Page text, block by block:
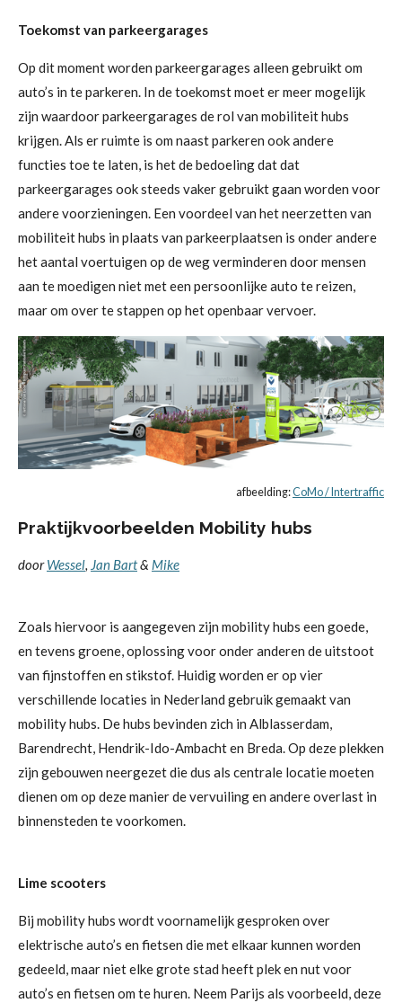
Toekomst van parkeergarages
Op dit moment worden parkeergarages alleen gebruikt om
auto’s in te parkeren. In de toekomst moet er meer mogelijk
zijn waardoor parkeergarages de rol van mobiliteit hubs
krijgen. Als er ruimte is om naast parkeren ook andere
functies toe te laten, is het de bedoeling dat dat
parkeergarages ook steeds vaker gebruikt gaan worden voor
andere voorzieningen. Een voordeel van het neerzetten van
mobiliteit hubs in plaats van parkeerplaatsen is onder andere
het aantal voertuigen op de weg verminderen door mensen
aan te moedigen niet met een persoonlijke auto te reizen,
maar om over te stappen op het openbaar vervoer.
afbeelding:CoMo / Intertraffic
Praktijkvoorbeelden Mobility hubs
doorWessel, Jan Bart& Mike
Zoals hiervoor is aangegeven zijn mobility hubs een goede,
en tevens groene, oplossing voor onder anderen de uitstoot
van fijnstoffen en stikstof. Huidig worden er op vier
verschillende locaties in Nederland gebruik gemaakt van
mobility hubs. De hubs bevinden zich in Alblasserdam,
Barendrecht, Hendrik-Ido-Ambacht en Breda. Op deze plekken
zijn gebouwen neergezet die dus als centrale locatie moeten
dienen om op deze manier de vervuiling en andere overlast in
binnensteden te voorkomen.
Lime scooters
Bij mobility hubs wordt voornamelijk gesproken over
elektrische auto’s en fietsen die met elkaar kunnen worden
gedeeld, maar niet elke grote stad heeft plek en nut voor
auto’s en fietsen om te huren. Neem Parijs als voorbeeld, deze